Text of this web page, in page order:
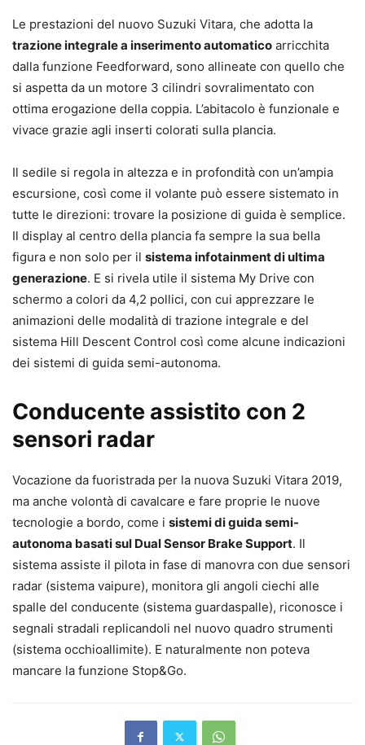
Le prestazioni del nuovo Suzuki Vitara, che adotta la
trazione integrale a inserimento automatico arricchita
dalla funzione Feedforward, sono allineate con quello che
si aspetta da un motore 3 cilindri sovralimentato con
ottima erogazione della coppia. L’abitacolo è funzionale e
vivace grazie agli inserti colorati sulla plancia.
Il sedile si regola in altezza e in profondità con un’ampia
escursione, così come il volante può essere sistemato in
tutte le direzioni: trovare la posizione di guida è semplice.
Il display al centro della plancia fa sempre la sua bella
figura e non solo per il sistema infotainment di ultima
generazione. E si rivela utile il sistema My Drive con
schermo a colori da 4,2 pollici, con cui apprezzare le
animazioni delle modalità di trazione integrale e del
sistema Hill Descent Control così come alcune indicazioni
dei sistemi di guida semi-autonoma.
Conducente assistito con 2
sensori radar
Vocazione da fuoristrada per la nuova Suzuki Vitara 2019,
ma anche volontà di cavalcare e fare proprie le nuove
tecnologie a bordo, come i sistemi di guida semi-
autonoma basati sul Dual Sensor Brake Support. Il
sistema assiste il pilota in fase di manovra con due sensori
radar (sistema vaipure), monitora gli angoli ciechi alle
spalle del conducente (sistema guardaspalle), riconosce i
segnali stradali replicandoli nel nuovo quadro strumenti
(sistema occhioallimite). E naturalmente non poteva
mancare la funzione Stop&Go.